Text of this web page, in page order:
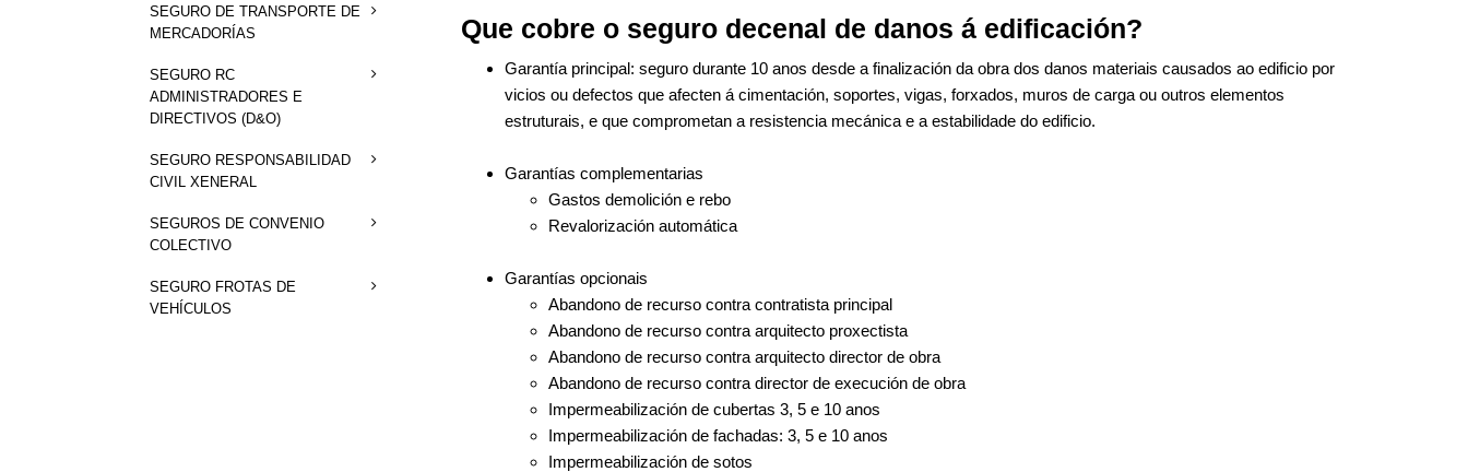
SEGURO DE TRANSPORTE DE
MERCADORÍAS
SEGURO RC
ADMINISTRADORES E
DIRECTIVOS (D&O)
SEGURO RESPONSABILIDAD
CIVIL XENERAL
SEGUROS DE CONVENIO
COLECTIVO
SEGURO FROTAS DE
VEHÍCULOS
Que cobre o seguro decenal de danos á edificación?
Garantía principal: seguro durante 10 anos desde a finalización da obra dos danos materiais causados ao edificio por
vicios ou defectos que afecten á cimentación, soportes, vigas, forxados, muros de carga ou outros elementos
estruturais, e que comprometan a resistencia mecánica e a estabilidade do edificio.
Garantías complementarias
Gastos demolición e rebo
Revalorización automática
Garantías opcionais
Abandono de recurso contra contratista principal
Abandono de recurso contra arquitecto proxectista
Abandono de recurso contra arquitecto director de obra
Abandono de recurso contra director de execución de obra
Impermeabilización de cubertas 3, 5 e 10 anos
Impermeabilización de fachadas: 3, 5 e 10 anos
Impermeabilización de sotos